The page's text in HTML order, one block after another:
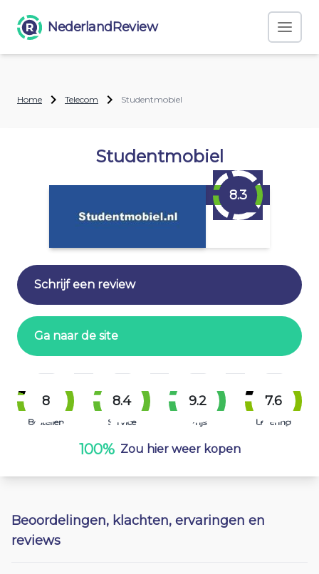
NederlandReview
Home Telecom Studentmobiel
Studentmobiel
8.3
Schrijf een review
Ga naar de site
8
Bestellen
8.4
Service
9.2
Prijs
7.6
Levering
100% Zou hier weer kopen
Beoordelingen, klachten, ervaringen en
reviews